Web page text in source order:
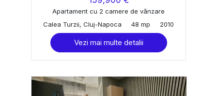
Apartament cu 2 camere de vânzare
Calea Turzii, Cluj-Napoca
48 mp 2010
Vezi mai multe detalii